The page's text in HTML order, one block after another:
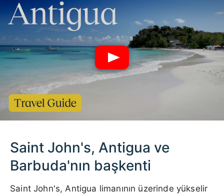
Saint John's, Antigua ve
Barbuda'nın başkenti
Saint John's, Antigua limanının üzerinde yükselir